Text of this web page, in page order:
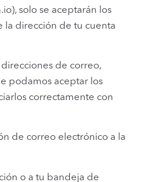
solo se aceptarán los
la dirección de tu cuenta
de correo,
podamos aceptar los
correctamente con
de correo electrónico a la
o a tu bandeja de